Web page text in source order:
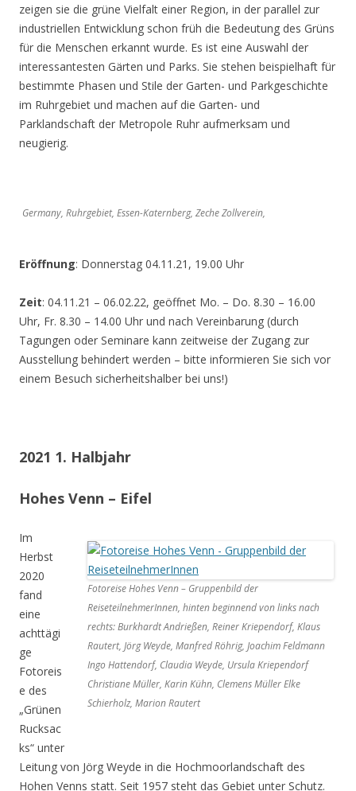
zeigen sie die grüne Vielfalt einer Region, in der parallel zur
industriellen Entwicklung schon früh die Bedeutung des Grüns
für die Menschen erkannt wurde. Es ist eine Auswahl der
interessantesten Gärten und Parks. Sie stehen beispielhaft für
bestimmte Phasen und Stile der Garten- und Parkgeschichte
im Ruhrgebiet und machen auf die Garten- und
Parklandschaft der Metropole Ruhr aufmerksam und
neugierig.
Germany, Ruhrgebiet, Essen-Katernberg, Zeche Zollverein,
Eröffnung: Donnerstag 04.11.21, 19.00 Uhr
Zeit: 04.11.21 – 06.02.22, geöffnet Mo. – Do. 8.30 – 16.00
Uhr, Fr. 8.30 – 14.00 Uhr und nach Vereinbarung (durch
Tagungen oder Seminare kann zeitweise der Zugang zur
Ausstellung behindert werden – bitte informieren Sie sich vor
einem Besuch sicherheitshalber bei uns!)
2021 1. Halbjahr
Hohes Venn – Eifel
Fotoreise Hohes Venn – Gruppenbild der
ReiseteilnehmerInnen, hinten beginnend von links nach
rechts: Burkhardt Andrießen, Reiner Kriependorf, Klaus
Rautert, Jörg Weyde, Manfred Röhrig, Joachim Feldmann
Ingo Hattendorf, Claudia Weyde, Ursula Kriependorf
Christiane Müller, Karin Kühn, Clemens Müller Elke
Schierholz, Marion Rautert
Im
Herbst
2020
fand
eine
achttägi
ge
Fotoreis
e des
„Grünen
Rucksac
ks“ unter
Leitung von Jörg Weyde in die Hochmoorlandschaft des
Hohen Venns statt. Seit 1957 steht das Gebiet unter Schutz.